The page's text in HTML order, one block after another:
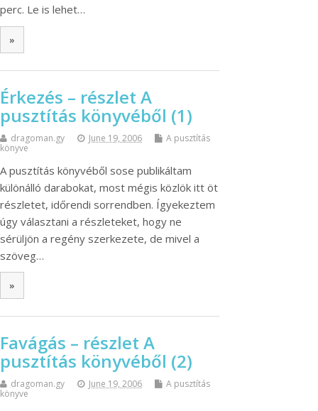
perc. Le is lehet…
»
Érkezés – részlet A
pusztítás könyvéből (1)
dragoman.gy June 19, 2006
A pusztítás
könyve
A pusztítás könyvéből sose publikáltam
különálló darabokat, most mégis közlök itt öt
részletet, időrendi sorrendben. Ígyekeztem
úgy választani a részleteket, hogy ne
sérüljön a regény szerkezete, de mivel a
szöveg…
»
Favágás – részlet A
pusztítás könyvéből (2)
dragoman.gy June 19, 2006
A pusztítás
könyve